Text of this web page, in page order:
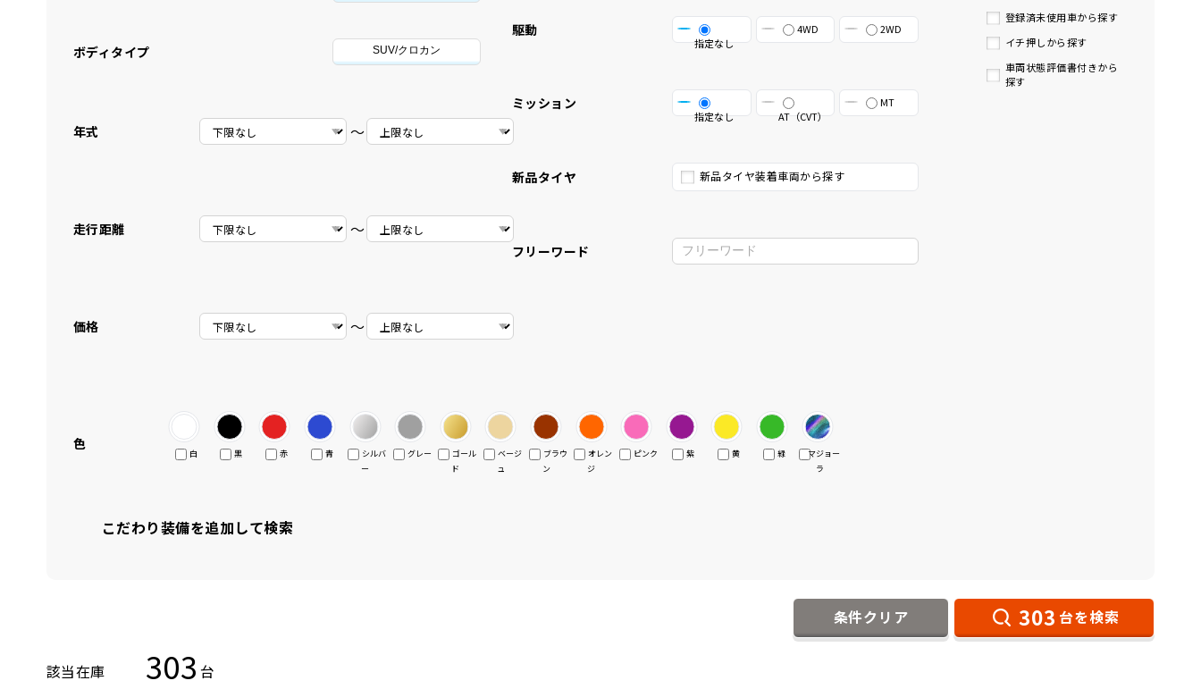
ボディタイプ SUV/クロカン
年式 〜
走行距離 〜
価格 〜
駆動
指定なし
4WD 2WD
ミッション
指定なし AT（CVT）
MT
新品タイヤ 新品タイヤ装着車両から探す
フリーワード
登録済未使用車から探す
イチ押しから探す
車両状態評価書付きから
探す
色
白 黒 赤 青
シルバ
ー
グレー
ゴール
ド
ベージ
ュ
ブラウ
ン
オレン
ジ
ピンク 紫 黄 緑
マジョー
ラ
こだわり装備を追加して検索
条件クリア 303 台を検索
該当在庫 303 台